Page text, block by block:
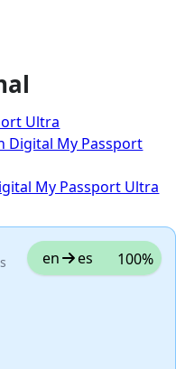
Ultra
Digital My Passport
My Passport Ultra
en es 100%